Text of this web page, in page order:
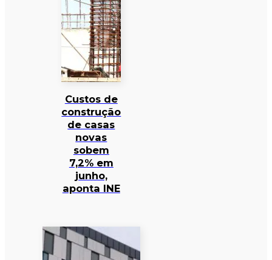
Custos de
construção
de casas
novas
sobem
7,2% em
junho,
aponta INE